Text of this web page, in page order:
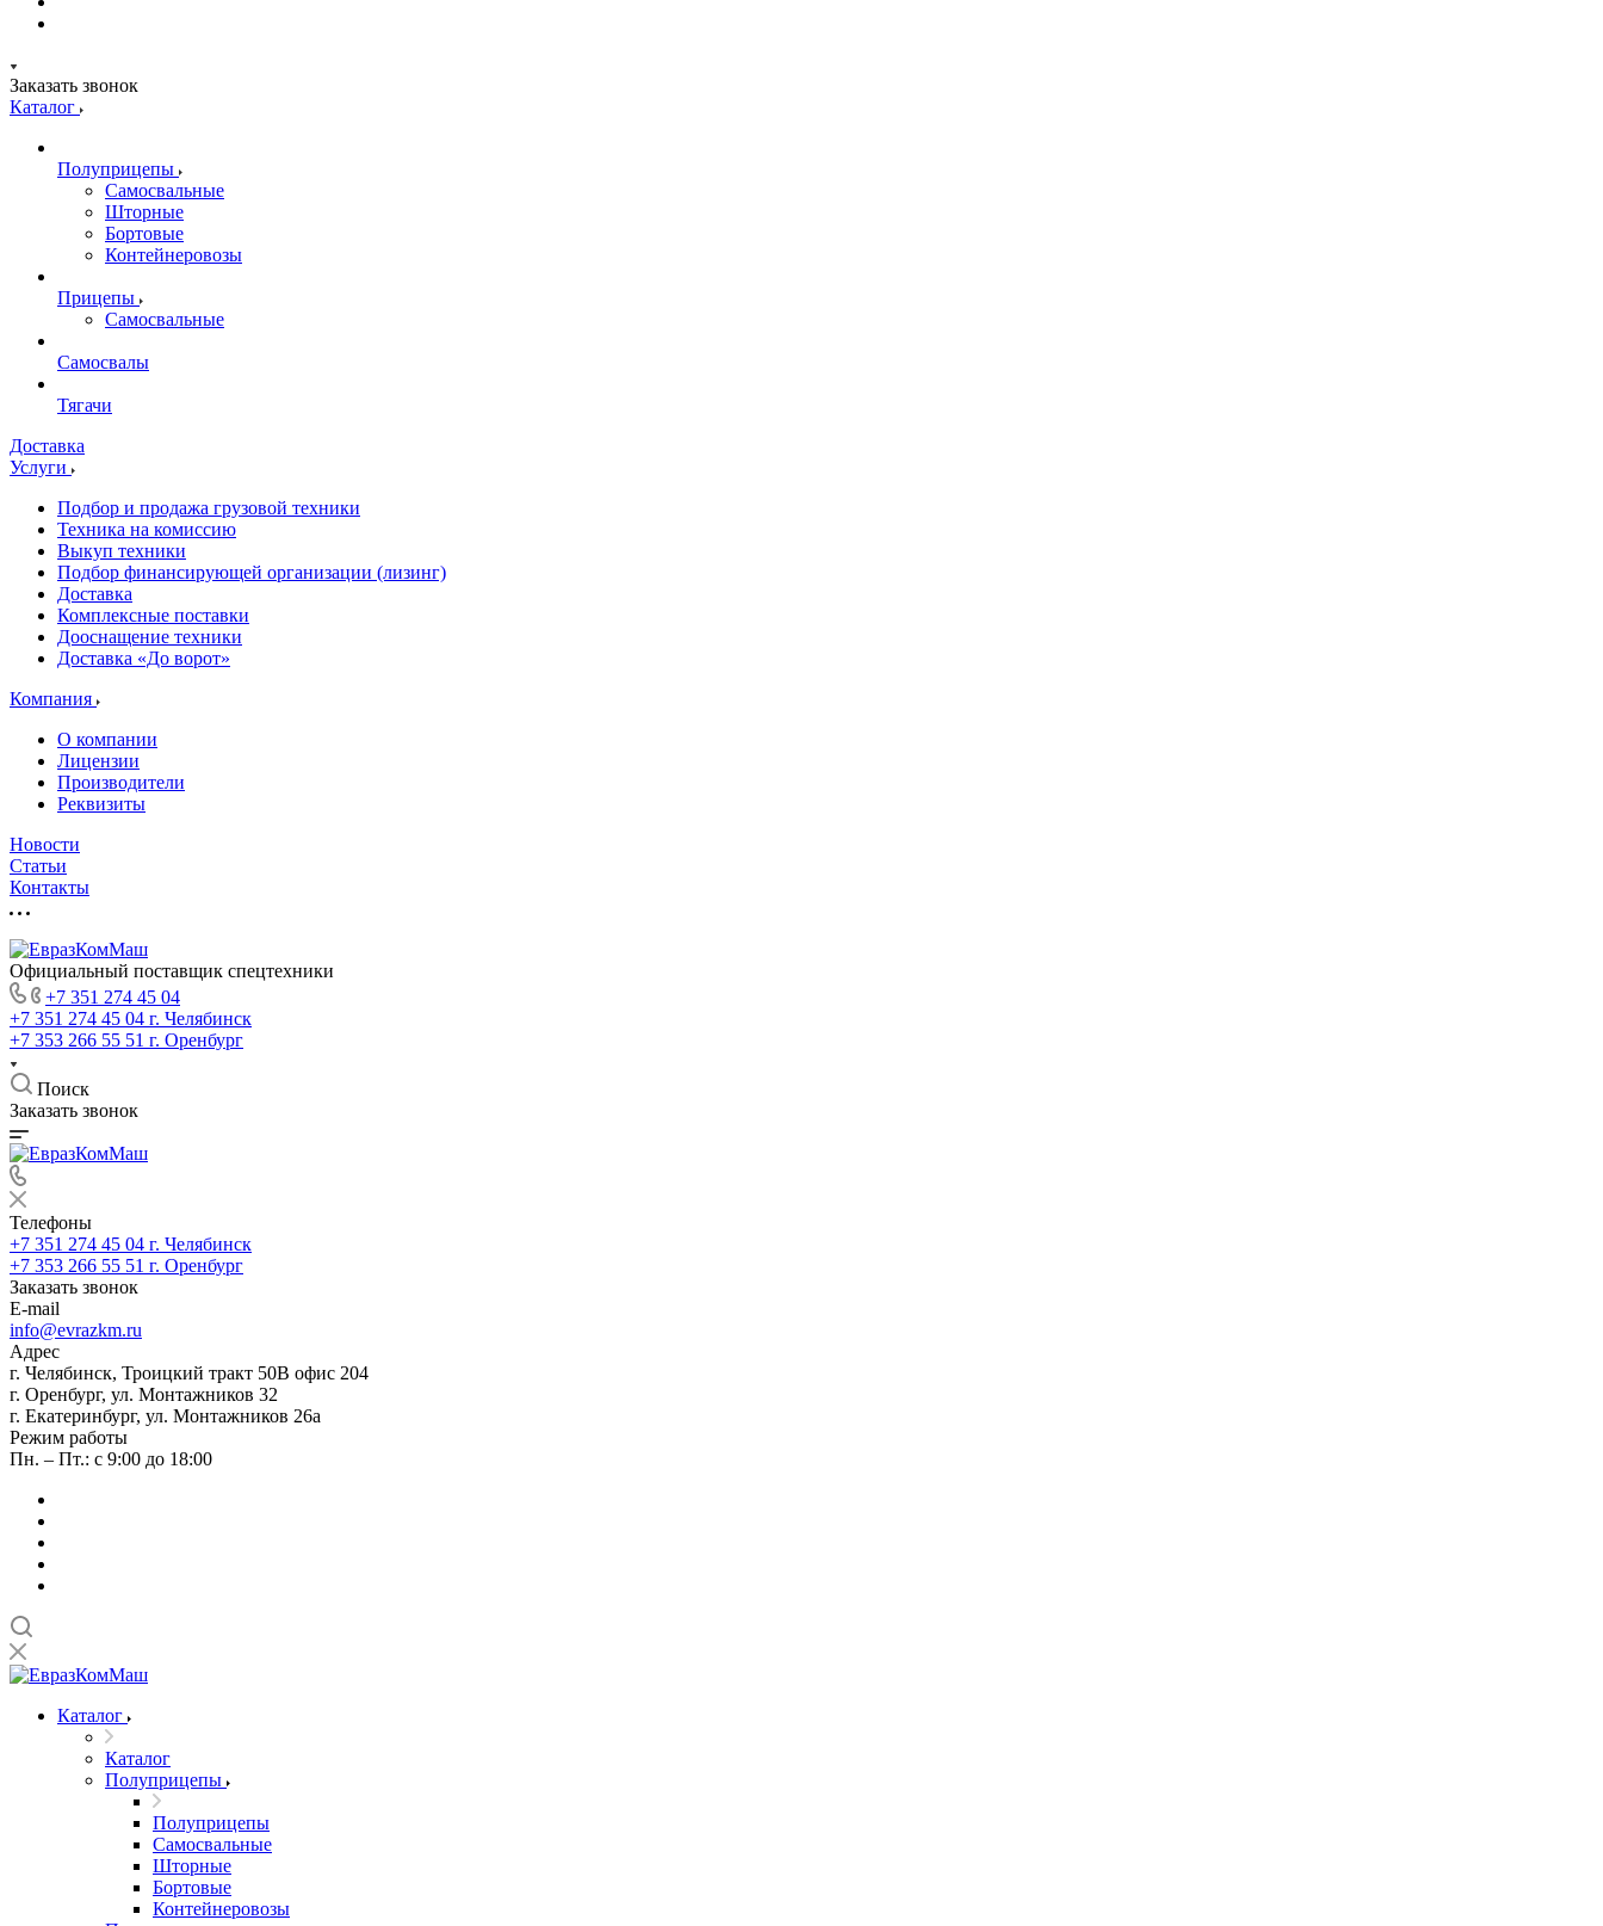
Заказать звонок
Каталог
Полуприцепы
Самосвальные
Шторные
Бортовые
Контейнеровозы
Прицепы
Самосвальные
Самосвалы
Тягачи
Доставка
Услуги
Подбор и продажа грузовой техники
Техника на комиссию
Выкуп техники
Подбор финансирующей организации (лизинг)
Доставка
Комплексные поставки
Дооснащение техники
Доставка «До ворот»
Компания
О компании
Лицензии
Производители
Реквизиты
Новости
Статьи
Контакты
Официальный поставщик спецтехники
+7 351 274 45 04
+7 351 274 45 04 г. Челябинск
+7 353 266 55 51 г. Оренбург
Поиск
Заказать звонок
Телефоны
+7 351 274 45 04 г. Челябинск
+7 353 266 55 51 г. Оренбург
Заказать звонок
E-mail
info@evrazkm.ru
Адрес
г. Челябинск, Троицкий тракт 50В офис 204
г. Оренбург, ул. Монтажников 32
г. Екатеринбург, ул. Монтажников 26а
Режим работы
Пн. – Пт.: с 9:00 до 18:00
Каталог
Каталог
Полуприцепы
Полуприцепы
Самосвальные
Шторные
Бортовые
Контейнеровозы